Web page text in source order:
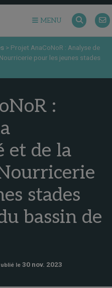
MENU
> Projet AnaCoNoR : Analyse de
pour les jeunes stades
:
et de la
stades
bassin de
le 30 nov. 2023